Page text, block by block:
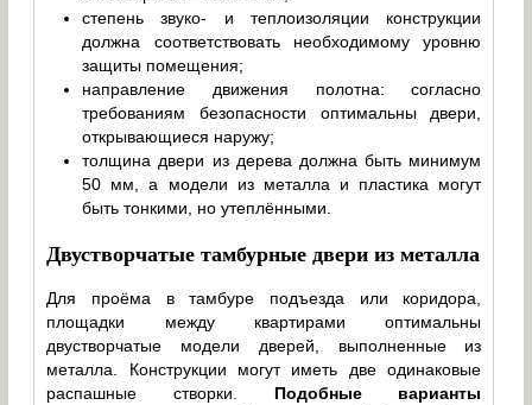
степень звуко- и теплоизоляции конструкции
должна соответствовать необходимому уровню
защиты помещения;
направление движения полотна: согласно
требованиям безопасности оптимальны двери,
открывающиеся наружу;
толщина двери из дерева должна быть минимум
50 мм, а модели из металла и пластика могут
быть тонкими, но утеплёнными.
Двустворчатые тамбурные двери из металла
Для проёма в тамбуре подъезда или коридора,
площадки между квартирами оптимальны
двустворчатые модели дверей, выполненные из
металла. Конструкции могут иметь две одинаковые
распашные створки. Подобные варианты